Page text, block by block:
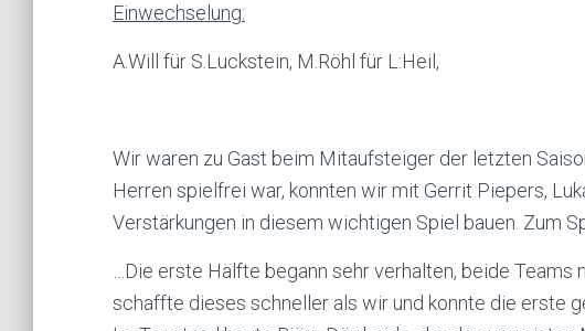
Einwechselung:
A.Will für S.Luckstein, M.Röhl für L:Heil,
Wir waren zu Gast beim Mitaufsteiger der letzten
Herren spielfrei war, konnten wir mit Gerrit Piepers,
Verstärkungen in diesem wichtigen Spiel bauen. Zum
…Die erste Hälfte begann sehr verhalten, beide
schaffte dieses schneller als wir und konnte die erste